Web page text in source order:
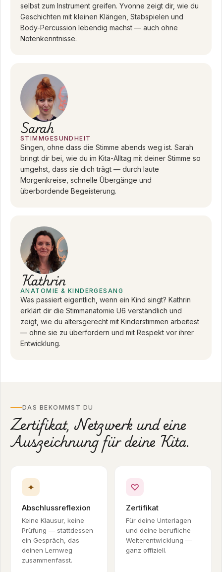
selbst zum Instrument greifen. Yvonne zeigt dir, wie du
Geschichten mit kleinen Klängen, Stabspielen und
Body-Percussion lebendig machst — auch ohne
Notenkenntnisse.
Sarah
STIMMGESUNDHEIT
Singen, ohne dass die Stimme abends weg ist. Sarah
bringt dir bei, wie du im Kita-Alltag mit deiner Stimme so
umgehst, dass sie dich trägt — durch laute
Morgenkreise, schnelle Übergänge und
überbordende Begeisterung.
Kathrin
ANATOMIE & KINDERGESANG
Was passiert eigentlich, wenn ein Kind singt? Kathrin
erklärt dir die Stimmanatomie U6 verständlich und
zeigt, wie du altersgerecht mit Kinderstimmen arbeitest
— ohne sie zu überfordern und mit Respekt vor ihrer
Entwicklung.
DAS BEKOMMST DU
Zertifikat, Netzwerk und eine
Auszeichnung für deine Kita.
✦
Abschlussreflexion
Keine Klausur, keine
Prüfung — stattdessen
ein Gespräch, das
deinen Lernweg
zusammenfasst.
♡
Zertifikat
Für deine Unterlagen
und deine berufliche
Weiterentwicklung —
ganz offiziell.